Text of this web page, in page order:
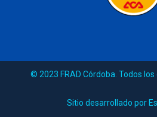
© 2023 FRAD Córdoba. Todos
Sitio desarrollado por